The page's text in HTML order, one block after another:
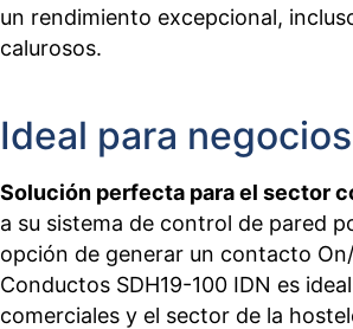
un rendimiento excepcional,
calurosos.
Ideal para negocios
Solución perfecta para el sector
a su sistema de control de pared
opción de generar un contacto
Conductos SDH19-100 IDN es
comerciales y el sector de la